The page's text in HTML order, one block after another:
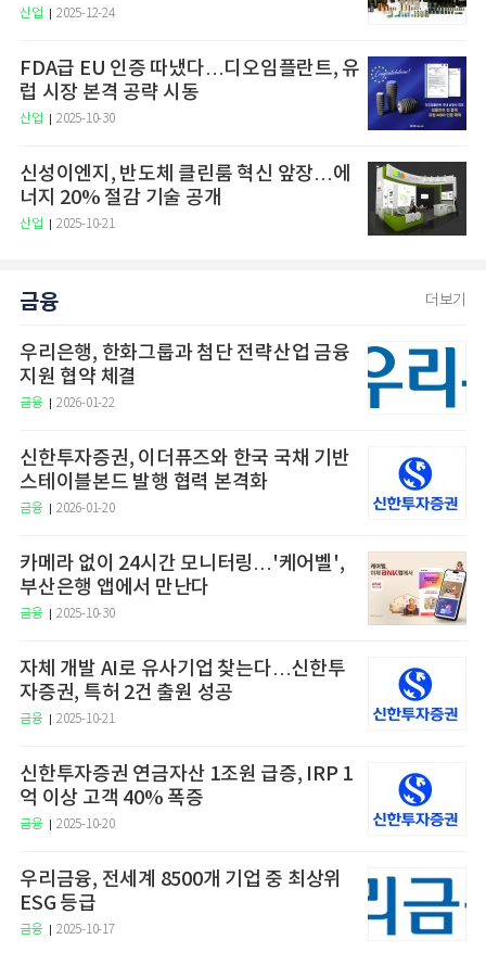
산업 2025-12-24
FDA급 EU 인증 따냈다…디오임플란트, 유
럽 시장 본격 공략 시동
산업 2025-10-30
신성이엔지, 반도체 클린룸 혁신 앞장…에
너지 20% 절감 기술 공개
산업 2025-10-21
금융 더보기
우리은행, 한화그룹과 첨단 전략산업 금융
지원 협약 체결
금융 2026-01-22
신한투자증권, 이더퓨즈와 한국 국채 기반
스테이블본드 발행 협력 본격화
금융 2026-01-20
카메라 없이 24시간 모니터링…'케어벨',
부산은행 앱에서 만난다
금융 2025-10-30
자체 개발 AI로 유사기업 찾는다…신한투
자증권, 특허 2건 출원 성공
금융 2025-10-21
신한투자증권 연금자산 1조원 급증, IRP 1
억 이상 고객 40% 폭증
금융 2025-10-20
우리금융, 전세계 8500개 기업 중 최상위
ESG 등급
금융 2025-10-17